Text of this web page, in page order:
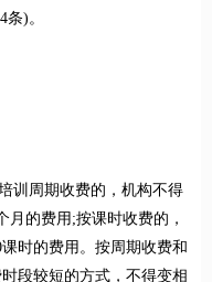
)。
周期收费的，机构不得
的费用;按课时收费的，
时的费用。按周期收费和
段较短的方式，不得变相